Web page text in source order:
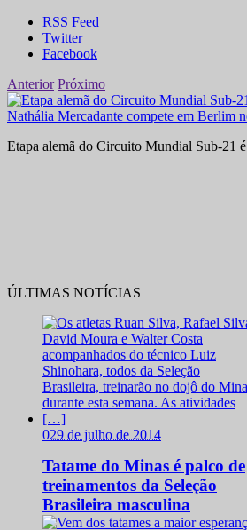
RSS Feed
Twitter
Facebook
Anterior Próximo
Nathália Mercadante compete em Berlim
Etapa alemã do Circuito Mundial Sub-21
ÚLTIMAS NOTÍCIAS
029 de julho de 2014
Tatame do Minas é palco de
treinamentos da Seleção
Brasileira masculina